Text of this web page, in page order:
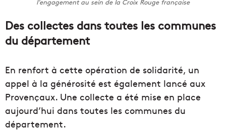
l’engagement au sein de la Croix Rouge française
Des collectes dans toutes les communes
du département
En renfort à cette opération de solidarité, un
appel à la générosité est également lancé aux
Provençaux. Une collecte a été mise en place
aujourd’hui dans toutes les communes du
département.